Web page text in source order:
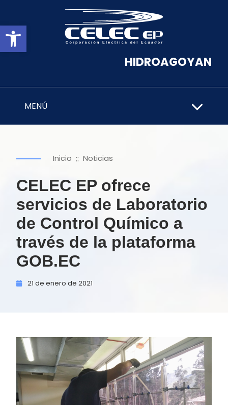
Abrir barra de herramientas
HIDROAGOYAN
MENÚ
Inicio :: Noticias
CELEC EP ofrece
servicios de Laboratorio
de Control Químico a
través de la plataforma
GOB.EC
21 de enero de 2021